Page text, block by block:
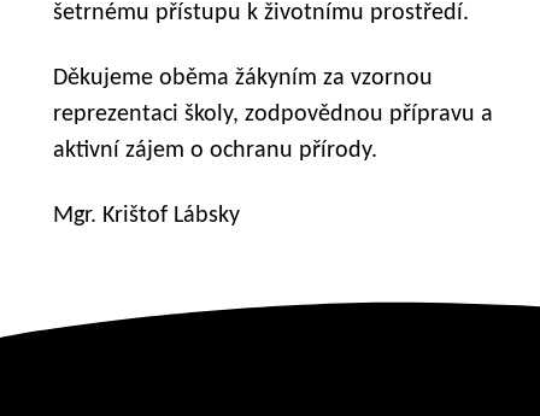
šetrnému přístupu k životnímu prostředí.
Děkujeme oběma žákyním za vzornou
reprezentaci školy, zodpovědnou přípravu a
aktivní zájem o ochranu přírody.
Mgr. Krištof Lábsky